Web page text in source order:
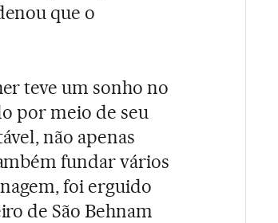
que o
teve um sonho no
por meio de seu
não apenas
fundar vários
foi erguido
de São Behnam